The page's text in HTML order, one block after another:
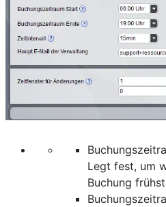
Legt fest, um
Buchung